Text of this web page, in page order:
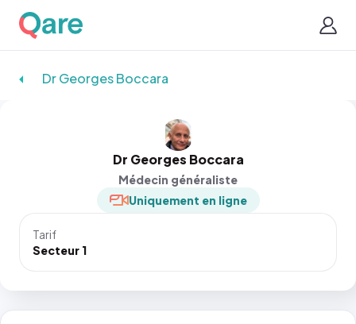
Dr Georges Boccara
Dr Georges Boccara
Médecin généraliste
Uniquement en ligne
Tarif
Secteur 1